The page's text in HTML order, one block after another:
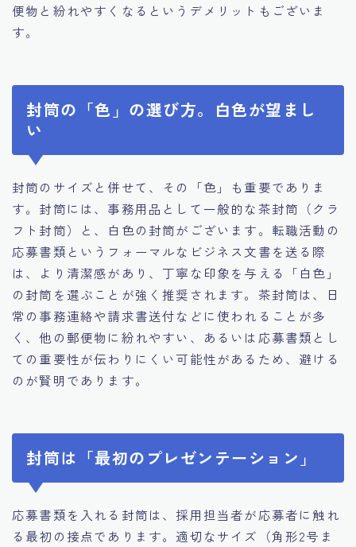
便物と紛れやすくなるというデメリットもございま
す。
封筒の「色」の選び方。白色が望まし
い
封筒のサイズと併せて、その「色」も重要でありま
す。封筒には、事務用品として一般的な茶封筒（クラ
フト封筒）と、白色の封筒がございます。転職活動の
応募書類というフォーマルなビジネス文書を送る際
は、より清潔感があり、丁寧な印象を与える「白色」
の封筒を選ぶことが強く推奨されます。茶封筒は、日
常の事務連絡や請求書送付などに使われることが多
く、他の郵便物に紛れやすい、あるいは応募書類とし
ての重要性が伝わりにくい可能性があるため、避ける
のが賢明であります。
封筒は「最初のプレゼンテーション」
応募書類を入れる封筒は、採用担当者が応募者に触れ
る最初の接点であります。適切なサイズ（角形2号ま